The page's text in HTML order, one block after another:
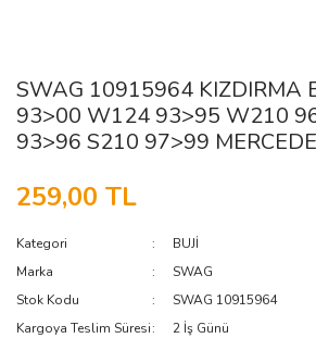
SWAG 10915964 KIZDIRMA
93>00 W124 93>95 W210
93>96 S210 97>99
259,00 TL
Kategori
BUJİ
Marka
SWAG
Stok Kodu
SWAG 10915964
Kargoya Teslim Süresi
2 İş Günü